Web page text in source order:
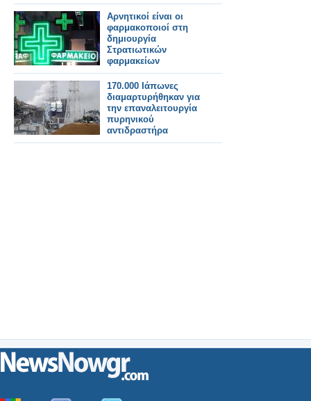
Αρνητικοί είναι οι
φαρμακοποιοί στη
δημιουργία
Στρατιωτικών
φαρμακείων
170.000 Ιάπωνες
διαμαρτυρήθηκαν για
την επαναλειτουργία
πυρηνικού
αντιδραστήρα